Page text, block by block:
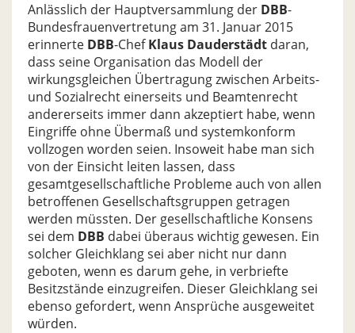
Anlässlich der Hauptversammlung der DBB-
Bundesfrauenvertretung am 31. Januar 2015
erinnerte DBB-ChefKlaus Dauderstädt daran,
dass seine Organisation das Modell der
wirkungsgleichen Übertragung zwischen Arbeits-
und Sozialrecht einerseits und Beamtenrecht
andererseits immer dann akzeptiert habe, wenn
Eingriffe ohne Übermaß und systemkonform
vollzogen worden seien. Insoweit habe man sich
von der Einsicht leiten lassen, dass
gesamtgesellschaftliche Probleme auch von allen
betroffenen Gesellschaftsgruppen getragen
werden müssten. Der gesellschaftliche Konsens
sei dem DBB dabei überaus wichtig gewesen. Ein
solcher Gleichklang sei aber nicht nur dann
geboten, wenn es darum gehe, in verbriefte
Besitzstände einzugreifen. Dieser Gleichklang sei
ebenso gefordert, wenn Ansprüche ausgeweitet
würden.